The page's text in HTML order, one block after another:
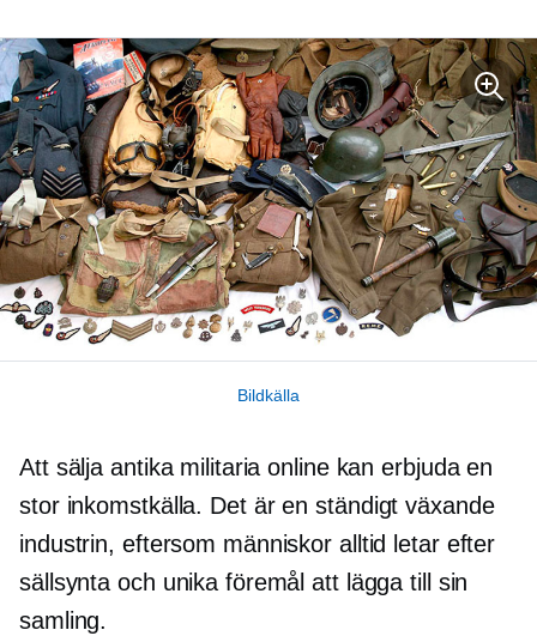
Bildkälla
Att sälja antika militaria online kan erbjuda en
stor inkomstkälla. Det är enständigt växande
industrin, eftersom människor alltid letar efter
sällsynta och unika föremål att lägga till sin
samling.